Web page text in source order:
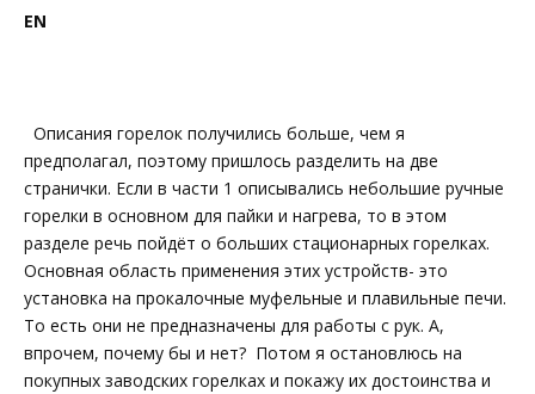
EN
Описания горелок получились больше, чем я
предполагал, поэтому пришлось разделить на две
странички. Если в части 1 описывались небольшие ручные
горелки в основном для пайки и нагрева, то в этом
разделе речь пойдёт о больших стационарных горелках.
Основная область применения этих устройств- это
установка на прокалочные муфельные и плавильные печи.
То есть они не предназначены для работы с рук. А,
впрочем, почему бы и нет? Потом я остановлюсь на
покупных заводских горелках и покажу их достоинства и